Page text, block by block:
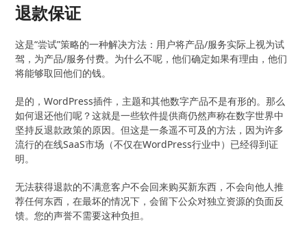
退款保证
这是“尝试”策略的一种解决方法：用户将产品/服务实际上视为试
驾，为产品/服务付费。为什么不呢，他们确定如果有理由，他们
将能够取回他们的钱。
是的，WordPress插件，主题和其他数字产品不是有形的。那么
如何退还他们呢？这就是一些软件提供商仍然声称在数字世界中
坚持反退款政策的原因。但这是一条遥不可及的方法，因为许多
流行的在线SaaS市场（不仅在WordPress行业中）已经得到证
明。
无法获得退款的不满意客户不会回来购买新东西，不会向他人推
荐任何东西，在最坏的情况下，会留下公众对独立资源的负面反
馈。您的声誉不需要这种负担。